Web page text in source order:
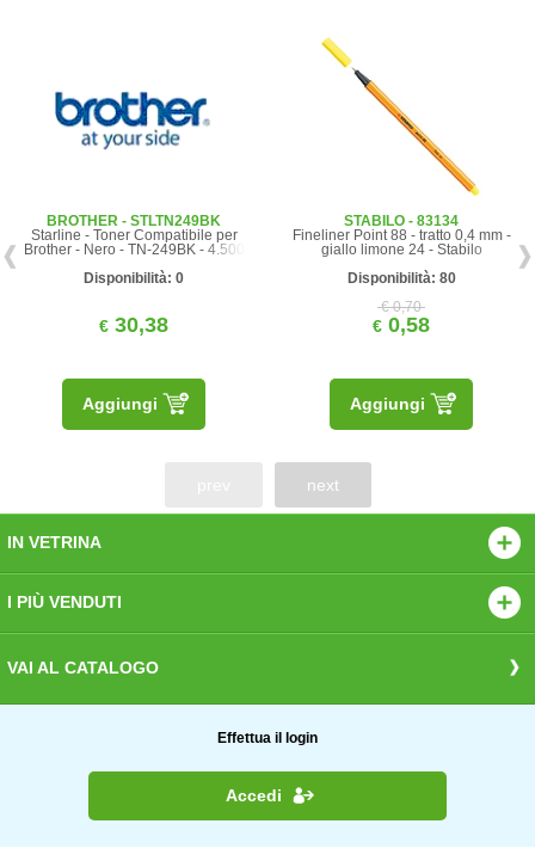
BROTHER - STLTN249BK
Starline - Toner Compatibile per
Brother - Nero - TN-249BK - 4.500
Disponibilità: 0
€ 30,38
Aggiungi
STABILO - 83134
Fineliner Point 88 - tratto 0,4 mm -
giallo limone 24 - Stabilo
Disponibilità: 80
€ 0,70
€ 0,58
Aggiungi
next
IN VETRINA
I PIÙ VENDUTI
VAI AL CATALOGO
Effettua il login
Accedi